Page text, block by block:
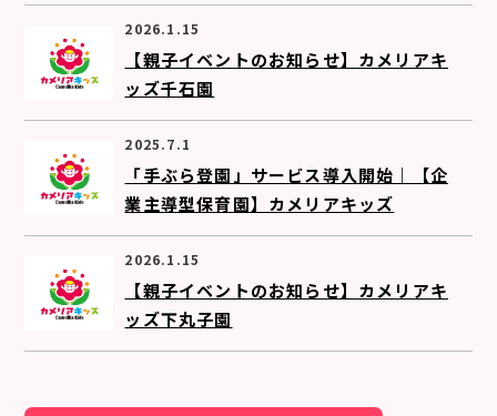
2026.1.15
【親子イベントのお知らせ】カメリアキ
ッズ千石園
2025.7.1
「手ぶら登園」サービス導入開始｜【企
業主導型保育園】カメリアキッズ
2026.1.15
【親子イベントのお知らせ】カメリアキ
ッズ下丸子園